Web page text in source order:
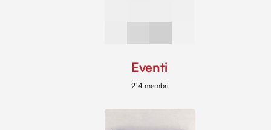
Eventi
214 membri